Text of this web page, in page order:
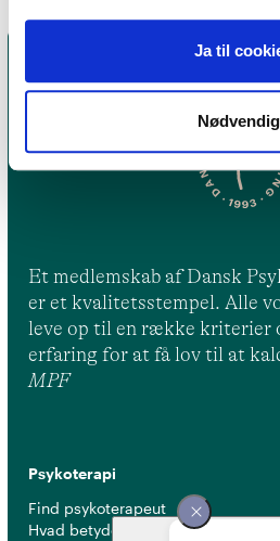
Ja til
Et medlemskab af Dansk
er et kvalitetsstempel. Alle
leve op til en række kriterier
erfaring for at få lov til at
MPF
Psykoterapi
Find psykoterapeut
Hvad betyder titlen 'psykoterapeut